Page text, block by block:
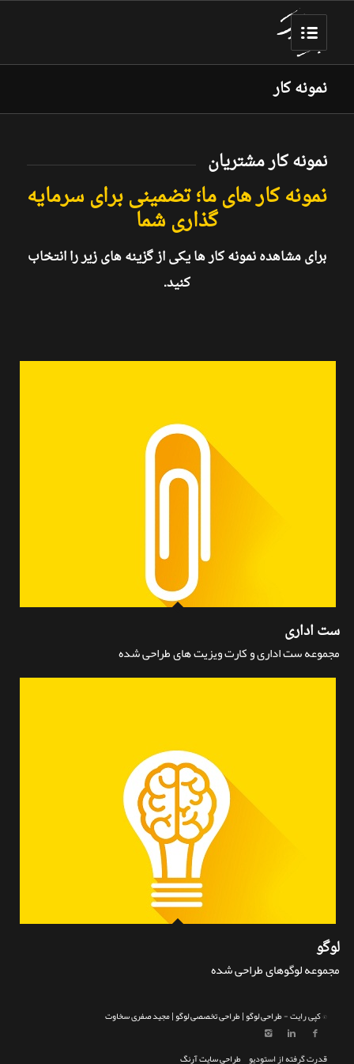
نمونه کار
نمونه کار مشتریان
نمونه کار های ما؛ تضمینی برای سرمایه
گذاری شما
برای مشاهده نمونه کار ها یکی از گزینه های زیر را انتخاب
کنید.
ست اداری
مجموعه ست اداری و کارت ویزیت های طراحی شده
لوگو
مجموعه لوگوهای طراحی شده
© کپی رایت -طراحی لوگو | طراحی تخصصی لوگو | مجید صفری سخاوت
قدرت گرفته از استوديو طراحي سايت آرنگ